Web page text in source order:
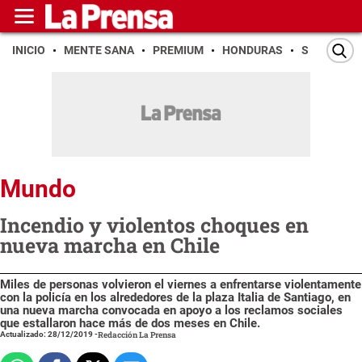
INICIO MENTE SANA PREMIUM HONDURAS SAN PEDRO
Mundo
Incendio y violentos choques en
nueva marcha en Chile
Miles de personas volvieron el viernes a enfrentarse violentamente
con la policía en los alrededores de la plaza Italia de Santiago, en
una nueva marcha convocada en apoyo a los reclamos sociales
que estallaron hace más de dos meses en Chile.
Actualizado: 28/12/2019-Redacción La Prensa